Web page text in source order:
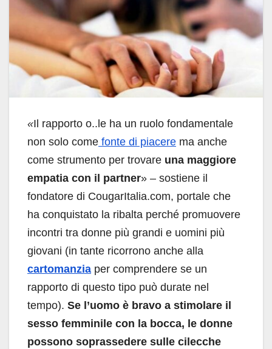
«Il rapporto o..le ha un ruolo fondamentale
non solo come fonte di piacere ma anche
come strumento per trovare una maggiore
empatia con il partner» – sostiene il
fondatore di CougarItalia.com, portale che
ha conquistato la ribalta perché promuovere
incontri tra donne più grandi e uomini più
giovani (in tante ricorrono anche alla
cartomanzia per comprendere se un
rapporto di questo tipo può durate nel
tempo). Se l’uomo è bravo a stimolare il
sesso femminile con la bocca, le donne
possono soprassedere sulle cilecche